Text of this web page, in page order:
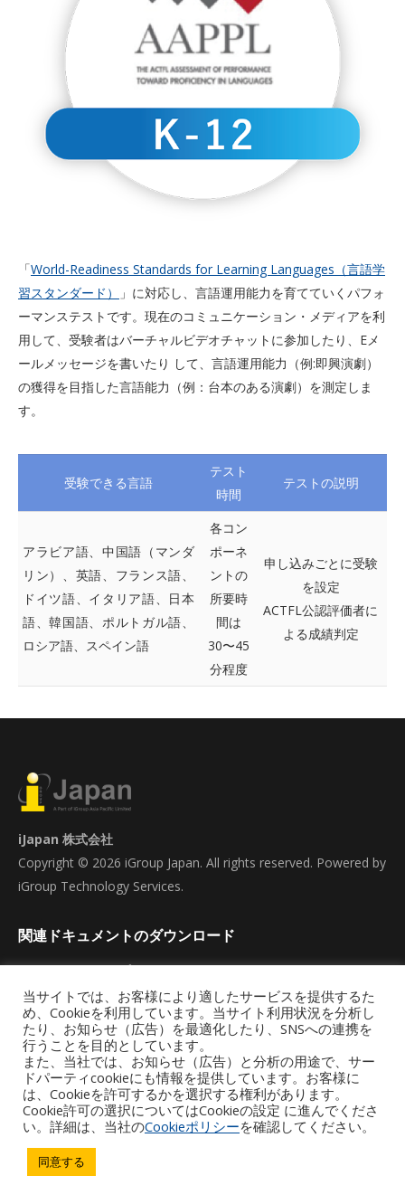
「World-Readiness Standards for Learning Languages（言語学
習スタンダード）
」に対応し、言語運用能力を育てていくパフォ
ーマンステストです。現在のコミュニケーション・メディアを利
用して、受験者はバーチャルビデオチャットに参加したり、Eメ
ールメッセージを書いたり して、言語運用能力（例:即興演劇）
の獲得を目指した言語能力（例：台本のある演劇）を測定しま
す。
受験できる言語
テスト
時間
テストの説明
アラビア語、中国語（マンダ
リン）、英語、フランス語、
ドイツ語、イタリア語、日本
語、韓国語、ポルトガル語、
ロシア語、スペイン語
各コン
ポーネ
ントの
所要時
間は
30〜45
分程度
申し込みごとに受験
を設定
ACTFL公認評価者に
よる成績判定
iJapan 株式会社
Copyright © 2026 iGroup Japan. All rights reserved. Powered by
iGroup Technology Services.
関連ドキュメントのダウンロード
ACTFL-LTIテストプレゼンテーション
カタログ
当サイトでは、お客様により適したサービスを提供するた
め、Cookieを利用しています。当サイト利用状況を分析し
たり、お知らせ（広告）を最適化したり、SNSへの連携を
行うことを目的としています。
また、当社では、お知らせ（広告）と分析の用途で、サー
ドパーティcookieにも情報を提供しています。お客様に
は、Cookieを許可するかを選択する権利があります。
Cookie許可の選択についてはCookieの設定 に進んでくださ
い。詳細は、当社のCookieポリシーを確認してください。
同意する